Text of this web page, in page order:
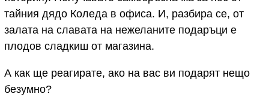
тайния дядо Коледа в офиса. И, разбира се, от
залата на славата на нежеланите подаръци е
плодов сладкиш от магазина.
А как ще реагирате, ако на вас ви подарят нещо
безумно?